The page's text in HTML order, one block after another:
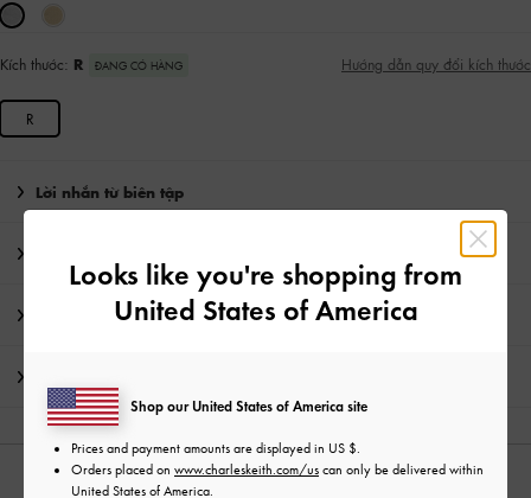
Kích thước: R ĐANG CÓ HÀNG Hướng dẫn quy đổi kích thước
R
Lời nhắn từ biên tập
Khuyến mãi
CÓ THỂ BẠN SẼ THÍCH
Looks like you're shopping from
United States of America
Shop our United States of America site
Prices and payment amounts are displayed in US $
Orders placed on www.charleskeith.com/us can only be delivered within
United States of America.